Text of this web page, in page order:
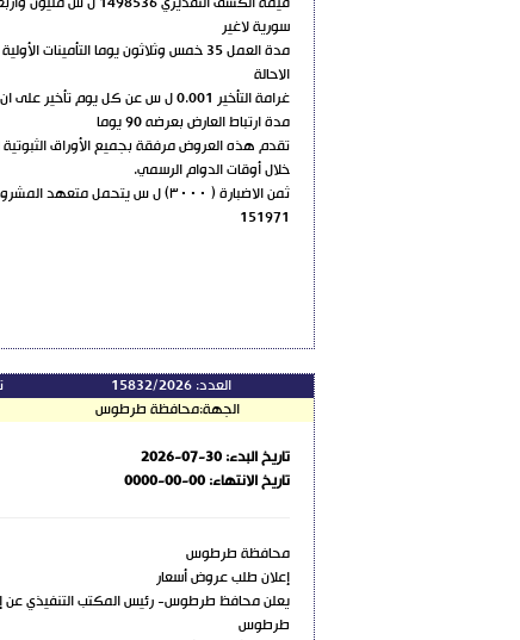
سورية لاغير
مدة العمل 35 خمس وثلاثون يوما التأمينات الأولية 5% من قيمة العرض التأمينات النهائية ١٠% من قيمة
الاحالة
غرامة التأخير 0.001 ل س عن كل يوم تأخير على ان لا تقل عن واحد بالألف.
مدة ارتباط العارض بعرضه 90 يوما
تقدم هذه العروض مرفقة بجميع الأوراق الثبوتية
خلال أوقات الدوام الرسمي.
ثمن الاضبارة ( ٣٠٠٠) ل س يتحمل متعهد المشروع نفقات نشرها بالإعلان
151971
العدد:
الجهة:محافظة طرطوس
تاريخ البدء:2026-07-30
تاريخ الانتهاء:0000-00-00
محافظة طرطوس
إعلان طلب عروض أسعار
يعلن محافظ طرطوس- رئيس المكتب التنفيذي عن
طرطوس